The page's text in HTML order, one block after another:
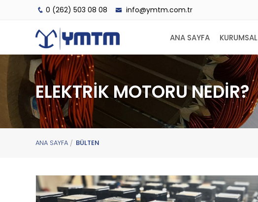
0 (262) 503 08 08 info@ymtm.com.tr
ANA SAYFA KURUMSAL
ELEKTRİK MOTORU NEDİR?
ANA SAYFA BÜLTEN